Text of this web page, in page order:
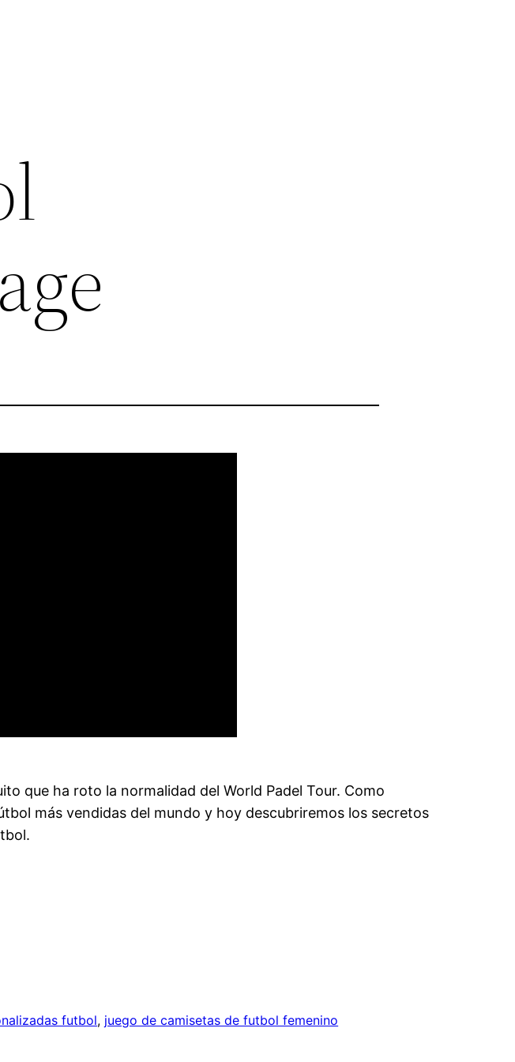
que ha roto la normalidad del World Padel Tour. Como
más vendidas del mundo y hoy descubriremos los secretos
futbol, juego de camisetas de futbol femenino